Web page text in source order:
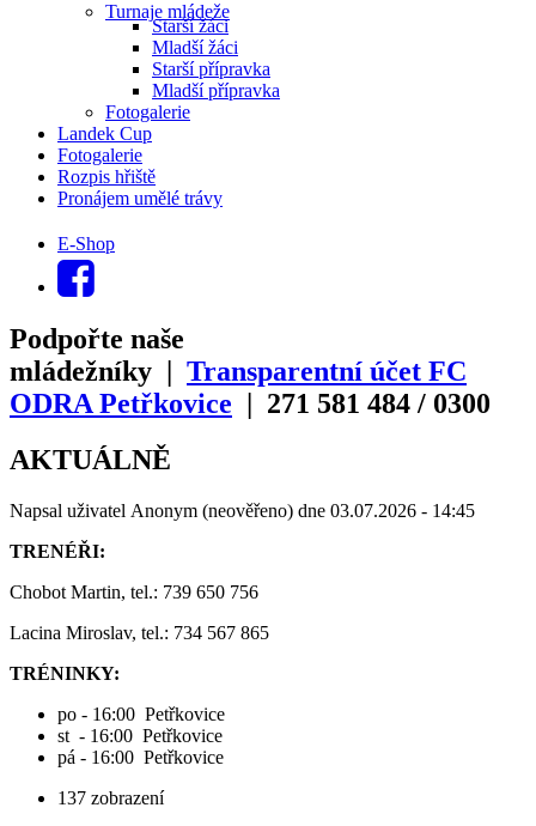
Turnaje mládeže
Starší žáci
Mladší žáci
Starší přípravka
Mladší přípravka
Fotogalerie
Landek Cup
Fotogalerie
Rozpis hřiště
Pronájem umělé trávy
E-Shop
Podpořte naše
mládežníky | Transparentní účet FC
ODRA Petřkovice | 271 581 484 / 0300
AKTUÁLNĚ
Napsal uživatel Anonym (neověřeno) dne 03.07.2026 - 14:45
TRENÉŘI:
Chobot Martin, tel.: 739 650 756
Lacina Miroslav, tel.: 734 567 865
TRÉNINKY:
po - 16:00 Petřkovice
st - 16:00 Petřkovice
pá - 16:00 Petřkovice
137 zobrazení